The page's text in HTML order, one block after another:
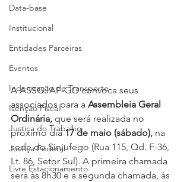
Data-base
Institucional
Entidades Parceiras
Eventos
Indenização de Transporte
Isenção Fiscal
Justiça do Trabalho
Justiça Federal
Livre Estacionamento
A ASSOJAF-GO convoca seus
associados para a Assembleia Geral
Ordinária, que será realizada no
próximo dia 17 de maio (sábado), na
sede do Sinjufego (Rua 115, Qd. F-36,
Lt. 86, Setor Sul). A primeira chamada
será às 8h30 e a segunda chamada, às